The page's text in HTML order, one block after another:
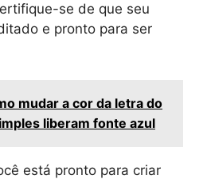
se de que seu
e pronto para ser
mudar a cor da letra do
liberam fonte azul
está pronto para criar